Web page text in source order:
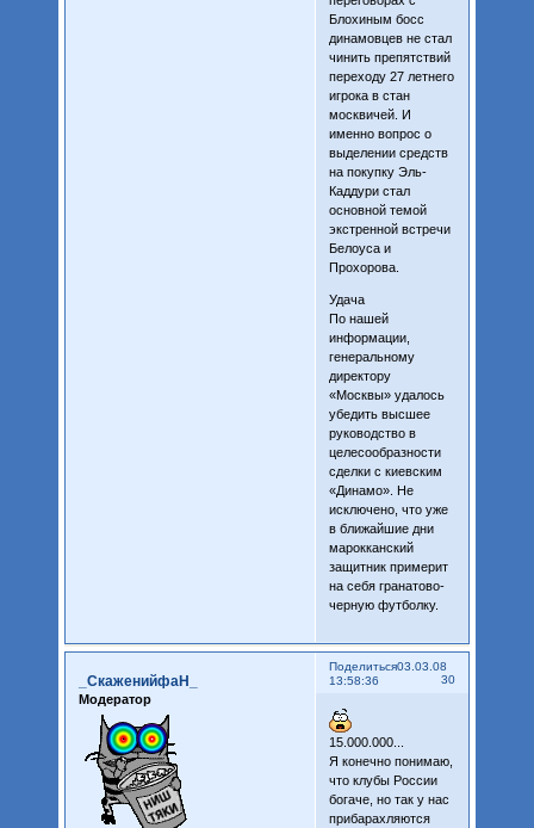
Блохиным босс
динамовцев не стал
чинить препятствий
переходу 27 летнего
игрока в стан
москвичей. И
именно вопрос о
выделении средств
на покупку Эль-
Каддури стал
основной темой
экстренной встречи
Белоуса и
Прохорова.
Удача
По нашей
информации,
генеральному
директору
«Москвы» удалось
убедить высшее
руководство в
целесообразности
сделки с киевским
«Динамо». Не
исключено, что уже
в ближайшие дни
марокканский
защитник примерит
на себя гранатово-
черную футболку.
Поделиться
30
03.03.08
13:58:36
_СкаженийфаН_
Модератор
15.000.000...
Я конечно понимаю,
что клубы России
богаче, но так у нас
прибарахляются